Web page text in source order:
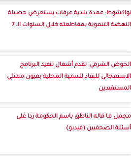
نواكشوط: عمدة بلدية عرفات يستعرض حصيلة
النهضة التنموية بمقاطعته خلال السنوات الـ 7
الحوض الشرقي: تقدم أشغال تنفيذ البرنامج
الاستعجالي للنفاذ للتنمية المحلية بعيون ممثلي
المستفيدين
مجمل ما قاله الناطق باسم الحكومة ردا على
أسئلة الصحفيين (فيديو)